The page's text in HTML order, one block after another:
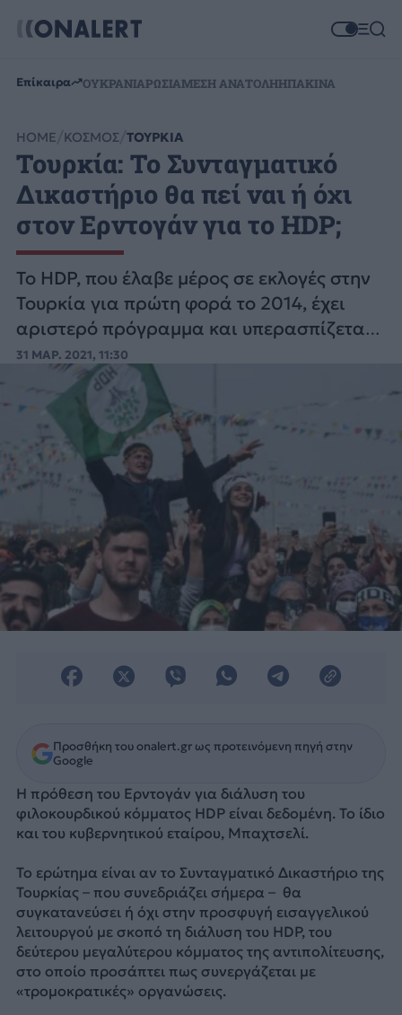
Επίκαιρα ΟΥΚΡΑΝΙΑΡΩΣΙΑΜΕΣΗ ΑΝΑΤΟΛΗΗΠΑΚΙΝΑ
HOME ΚΟΣΜΟΣ ΤΟΥΡΚΙΑ
Τουρκία: Το Συνταγματικό
Δικαστήριο θα πεί ναι ή όχι
στον Ερντογάν για το HDP;
Το HDP, που έλαβε μέρος σε εκλογές στην
Τουρκία για πρώτη φορά το 2014, έχει
αριστερό πρόγραμμα και υπερασπίζεται
τις μειονότητες. Διαθέτει ευρεία απήχηση
και το 2018 συγκέντρωσε σχεδόν έξι
εκατομμύρια ψήφους (το 11,7%).
31 ΜΑΡ. 2021, 11:30
Προσθήκη του onalert.gr ως προτεινόμενη πηγή στην
Google
Η πρόθεση του Ερντογάν για διάλυση του
φιλοκουρδικού κόμματος HDP είναι δεδομένη. Το ίδιο
και του κυβερνητικού εταίρου, Μπαχτσελί.
Το ερώτημα είναι αν το Συνταγματικό Δικαστήριο της
Τουρκίας – που συνεδριάζει σήμερα – θα
συγκατανεύσει ή όχι στην προσφυγή εισαγγελικού
λειτουργού με σκοπό τη διάλυση του HDP, του
δεύτερου μεγαλύτερου κόμματος της αντιπολίτευσης,
στο οποίο προσάπτει πως συνεργάζεται με
«τρομοκρατικές» οργανώσεις.